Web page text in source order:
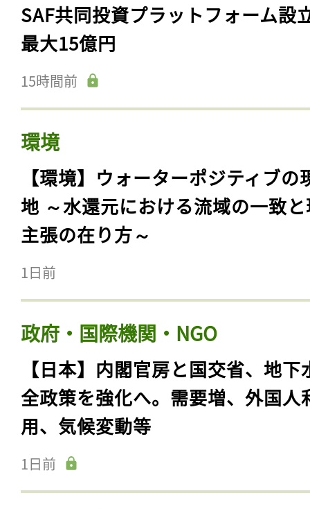
SAF共同投資プラットフォーム設
最大15億円
15時間前
環境
【環境】ウォーターポジティブの
地 ～水還元における流域の一致
主張の在り方～
1日前
政府・国際機関・NGO
【日本】内閣官房と国交省、地下
全政策を強化へ。需要増、外国人
用、気候変動等
1日前